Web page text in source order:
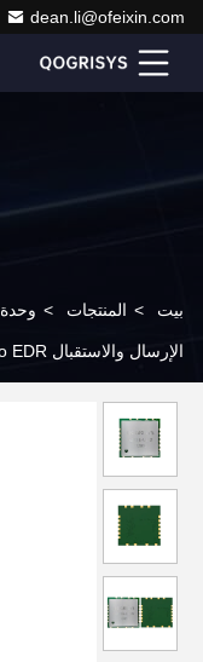
dean.li@ofeixin.com
بيت > المنتجات > وحدة WiFi BT
الإرسال والاستقبال 6223E-UUD Upto EDR وحدة واي فاي بلوتوث